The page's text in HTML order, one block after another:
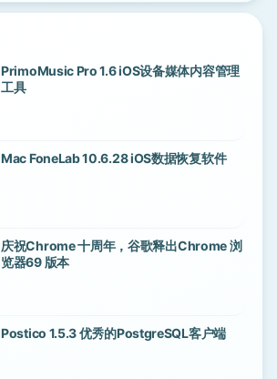
PrimoMusic Pro 1.6 iOS设备媒体内容管理
工具
Mac FoneLab 10.6.28 iOS数据恢复软件
庆祝Chrome 十周年，谷歌释出Chrome 浏
览器69 版本
Postico 1.5.3 优秀的PostgreSQL客户端